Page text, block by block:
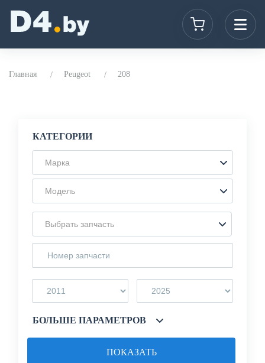
Главная Peugeot 208
КАТЕГОРИИ
Марка
Модель
Выбрать запчасть
БОЛЬШЕ ПАРАМЕТРОВ
ПОКАЗАТЬ